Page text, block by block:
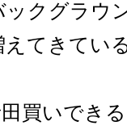
クグラウ
てきてい
買いでき